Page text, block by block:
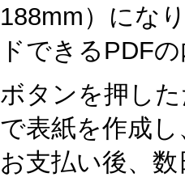
188mm）にな
ドできるPDF
ボタンを押し
で表紙を作成
お支払い後、